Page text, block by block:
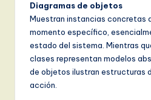
Diagramas de objetos
Muestran instancias concretas
momento específico,
estado del sistema. Mientras
clases representan modelos
de objetos ilustran estructuras
acción.